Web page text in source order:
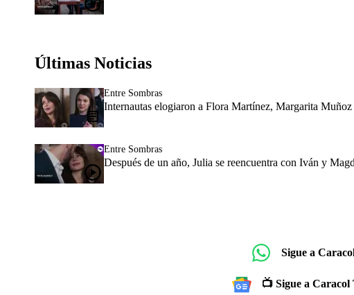
Últimas Noticias
Entre Sombras
Internautas elogiaron a Flora Martínez, Margarita
Entre Sombras
Después de un año, Julia se reencuentra con Iván y
Sigue a
📺 Sigue a